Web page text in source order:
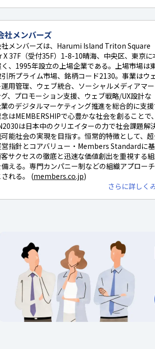
社メンバーズ
社メンバーズは、Harumi Island Triton Square
X 37F（受付35F）1-8-10晴海、中央区、東京に
、1995年設立の上場企業である。上場市場は
所プライム市場、銘柄コード2130。事業はウ
用管理、ウェブ統合、ソーシャルメディアマ
、プロモーション支援、ウェブ戦略/UX設計な
業のデジタルマーケティング推進を総合的に支
はMEMBERSHIPで心豊かな社会を創ることで、
は日本中のクリエイターの力で社会課題解
可能社会の実現を目指す。恒常的特徴として、
指針とコアバリュー・Members Standardに
客サクセスの徹底と迅速な価値創出を重視する
える。専門カンパニー制などの組織アプロー
れる。 (members.co.jp)
さらに詳しく